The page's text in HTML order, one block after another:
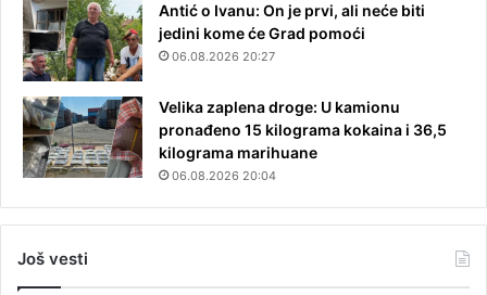
Antić o Ivanu: On je prvi, ali neće biti
jedini kome će Grad pomoći
06.08.2026 20:27
Velika zaplena droge: U kamionu
pronađeno 15 kilograma kokaina i 36,5
kilograma marihuane
06.08.2026 20:04
Još vesti